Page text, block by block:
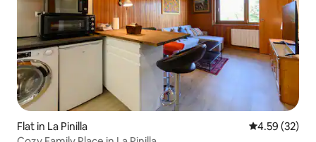
Flat in La Pinilla 4.59 out of 5
4.59 (32)